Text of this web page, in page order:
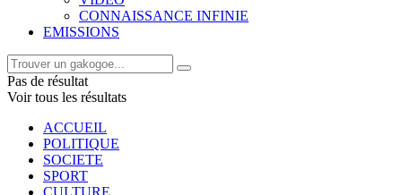
CONNAISSANCE INFINIE
EMISSIONS
Pas de résultat
Voir tous les résultats
ACCUEIL
POLITIQUE
SOCIETE
SPORT
CULTURE